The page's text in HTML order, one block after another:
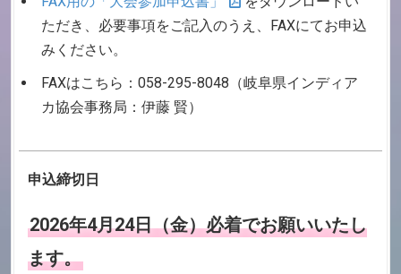
ただき、必要事項をご記入のうえ、FAXにてお申込
みください。
FAXはこちら：058-295-8048（岐阜県インディア
カ協会事務局：伊藤 賢）
申込締切日
2026年4月24日（金）必着でお願いいたし
ます。